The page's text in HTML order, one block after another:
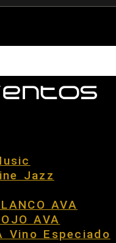
Jazz
AVA
AVA
Vino Especiado